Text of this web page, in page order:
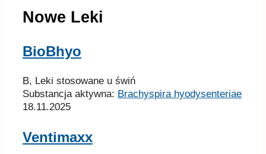
Nowe Leki
BioBhyo
B, Leki stosowane u świń
Substancja aktywna: Brachyspira hyodysenteriae
18.11.2025
Ventimaxx